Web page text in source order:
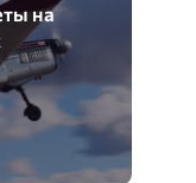
на